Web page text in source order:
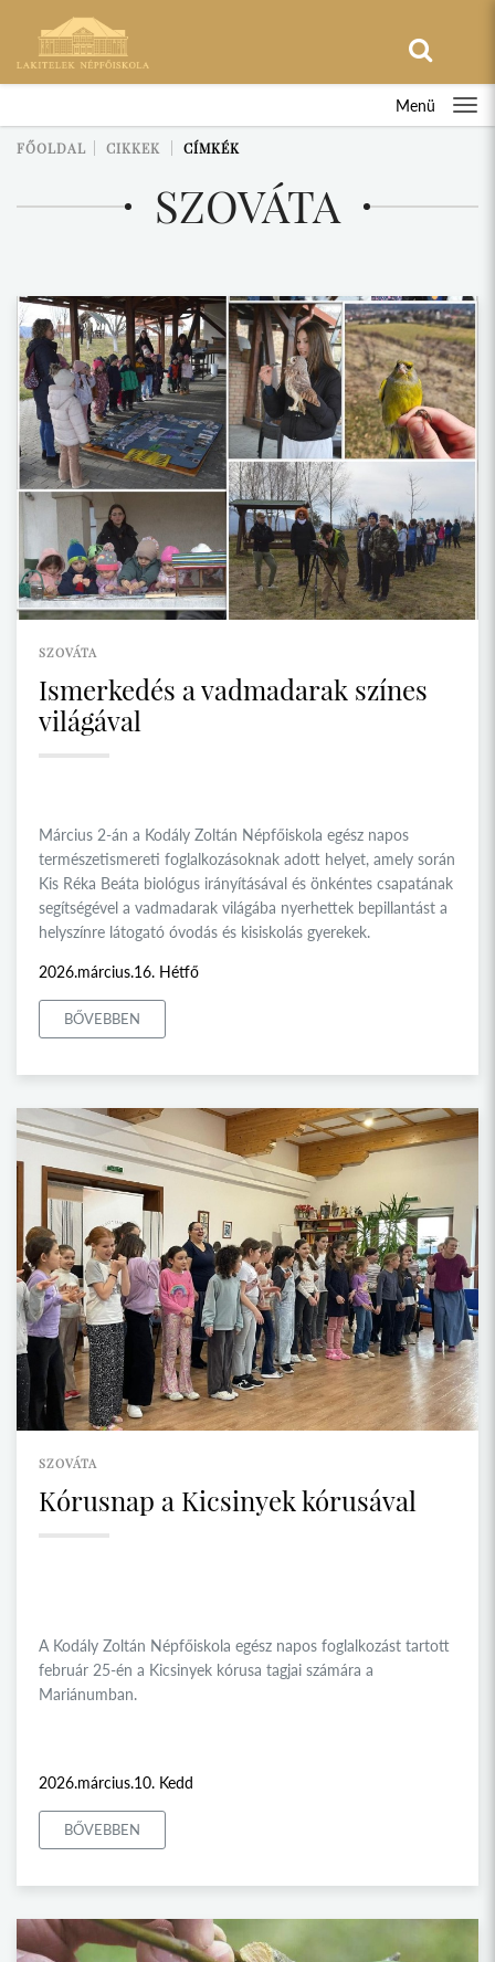
Menü
FŐOLDAL CIKKEK CÍMKÉK
SZOVÁTA
SZOVÁTA
Ismerkedés a vadmadarak színes
világával
Március 2-án a Kodály Zoltán Népfőiskola egész napos
természetismereti foglalkozásoknak adott helyet, amely során
Kis Réka Beáta biológus irányításával és önkéntes csapatának
segítségével a vadmadarak világába nyerhettek bepillantást a
helyszínre látogató óvodás és kisiskolás gyerekek.
2026.március.16. Hétfő
BŐVEBBEN
SZOVÁTA
Kórusnap a Kicsinyek kórusával
A Kodály Zoltán Népfőiskola egész napos foglalkozást tartott
február 25-én a Kicsinyek kórusa tagjai számára a
Mariánumban.
2026.március.10. Kedd
BŐVEBBEN